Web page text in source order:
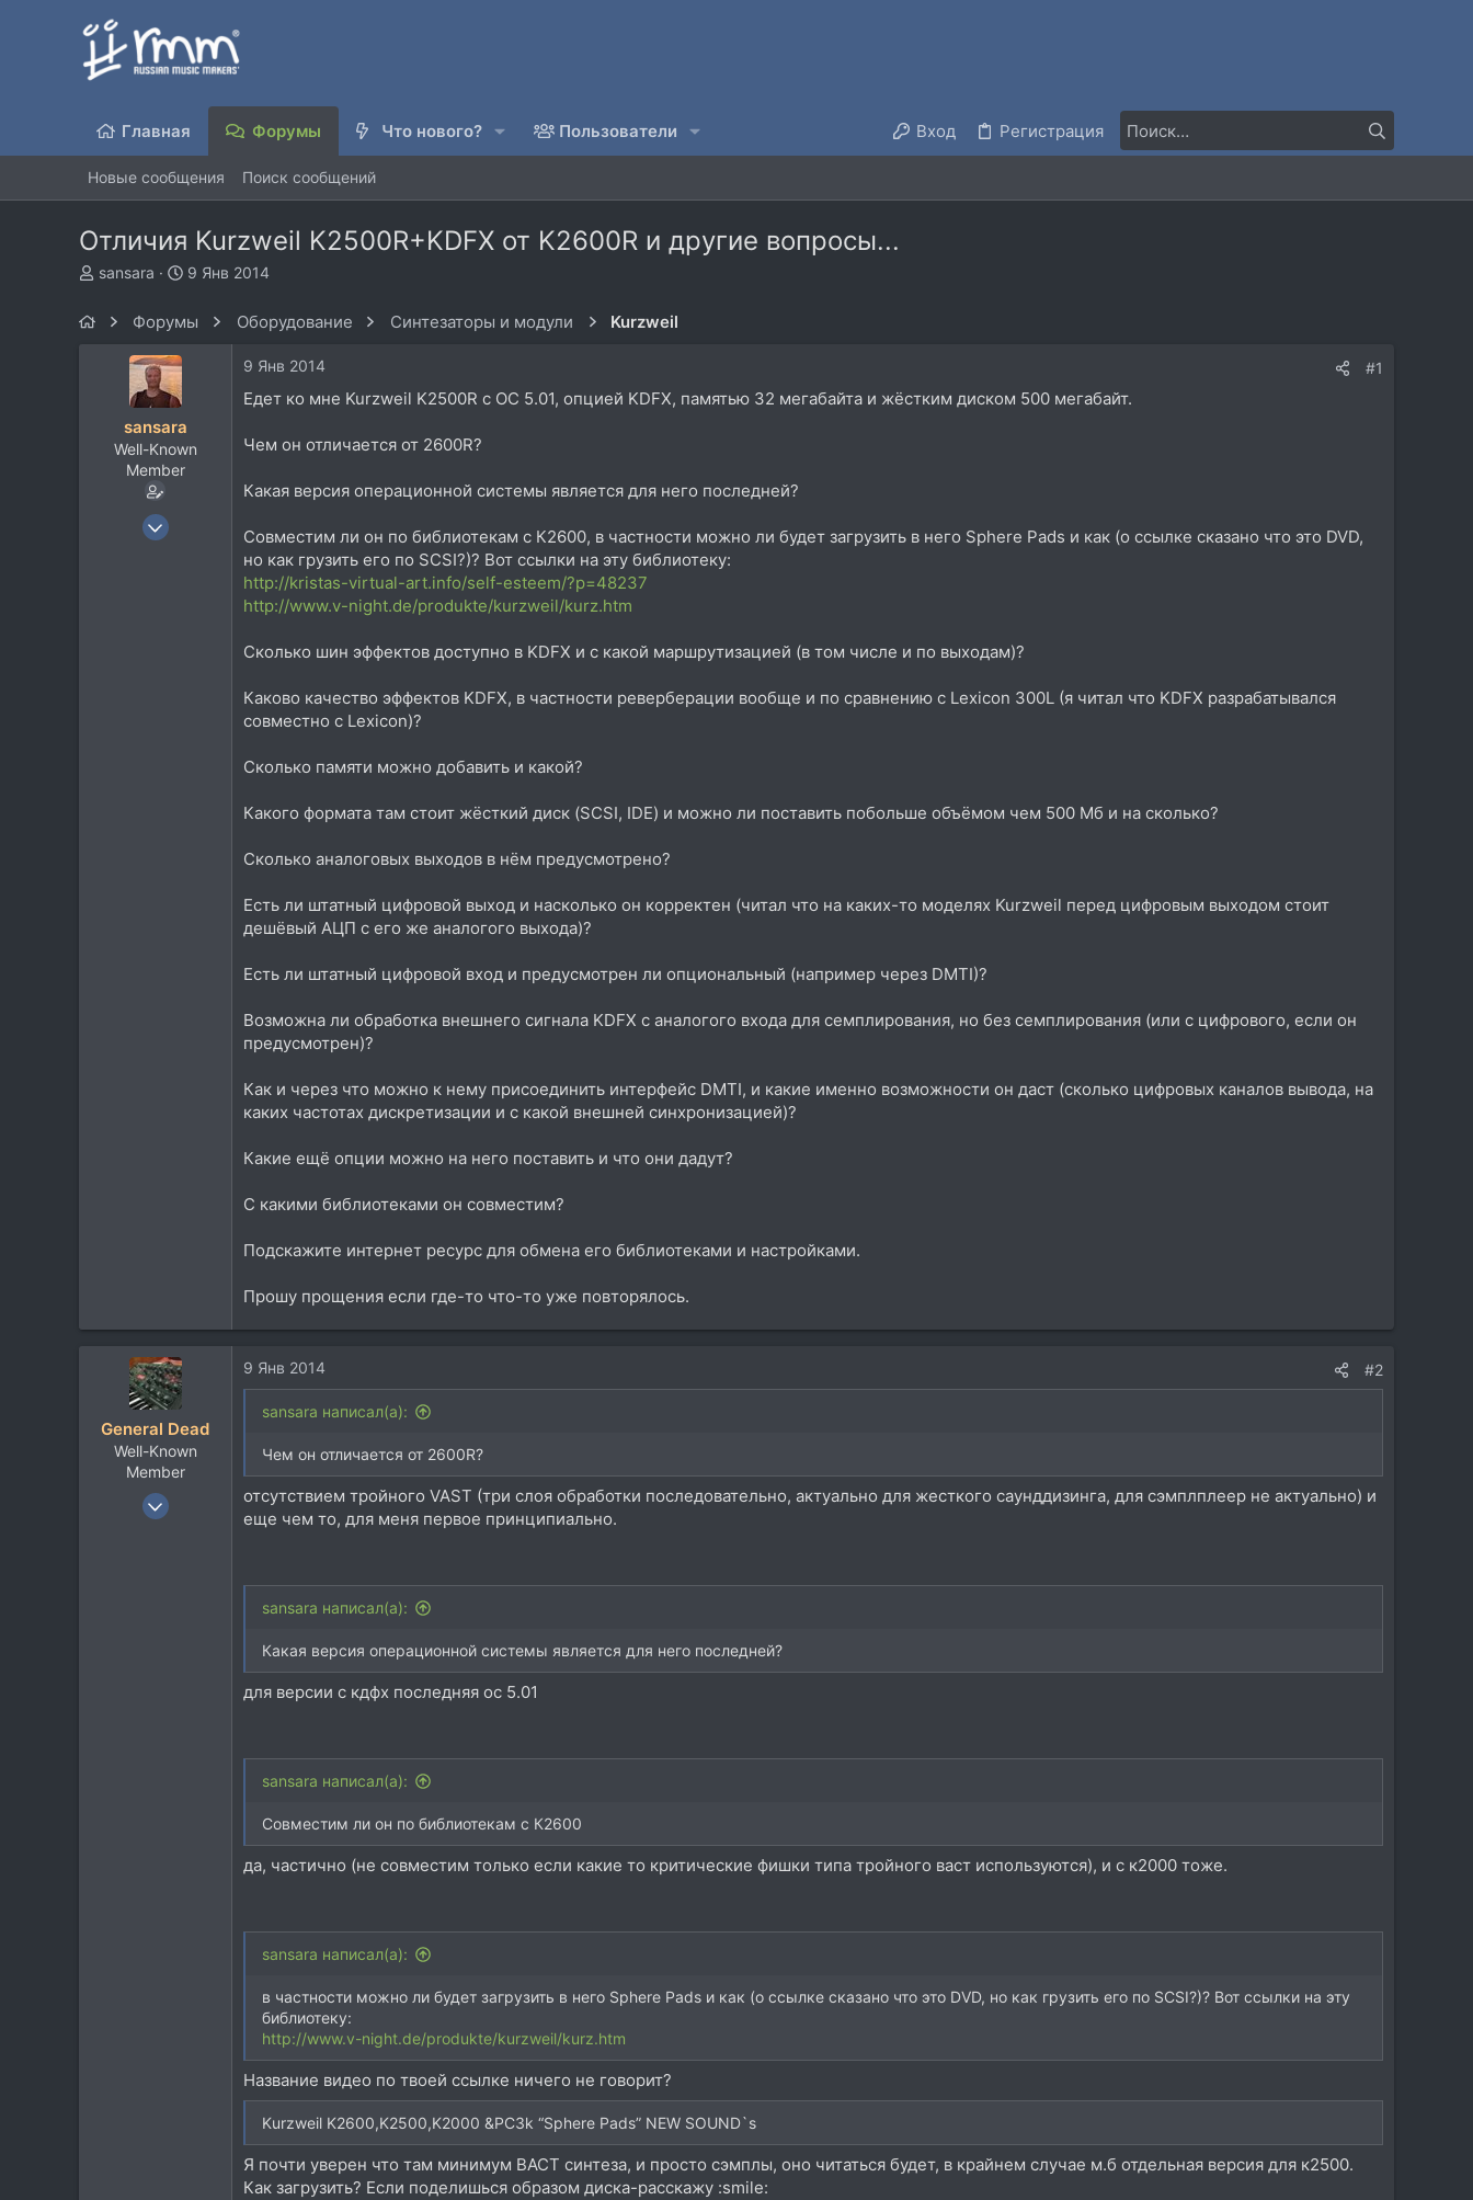
Главная Форумы Что нового? Пользователи Вход Регистрация
Новые сообщения Поиск сообщений
Отличия Kurzweil K2500R+KDFX от K2600R и другие вопросы...
А
sansara
Д
а
а
9 Янв 2014
Форумы Оборудование Синтезаторы и модули Kurzweil
sansara
Well-Known
Member
4 Авг 2006
9 Янв 2014 #1
Едет ко мне Kurzweil K2500R с ОС 5.01, опцией KDFX, памятью 32 мегабайта и жёстким диском 500 мегабайт.
Чем он отличается от 2600R?
Какая версия операционной системы является для него последней?
Совместим ли он по библиотекам с К2600, в частности можно ли будет загрузить в него Sphere Pads и как (о ссылке сказано что это DVD,
но как грузить его по SCSI?)? Вот ссылки на эту библиотеку:
http://kristas-virtual-art.info/self-esteem/?p=48237
http://www.v-night.de/produkte/kurzweil/kurz.htm
Сколько шин эффектов доступно в KDFX и с какой маршрутизацией (в том числе и по выходам)?
Каково качество эффектов KDFX, в частности реверберации вообще и по сравнению с Lexicon 300L (я читал что KDFX разрабатывался
совместно с Lexicon)?
Сколько памяти можно добавить и какой?
Какого формата там стоит жёсткий диск (SCSI, IDE) и можно ли поставить побольше объёмом чем 500 Мб и на сколько?
Сколько аналоговых выходов в нём предусмотрено?
Есть ли штатный цифровой выход и насколько он корректен (читал что на каких-то моделях Kurzweil перед цифровым выходом стоит
дешёвый АЦП с его же аналогого выхода)?
Есть ли штатный цифровой вход и предусмотрен ли опциональный (например через DMTI)?
Возможна ли обработка внешнего сигнала KDFX с аналогого входа для семплирования, но без семплирования (или с цифрового, если он
предусмотрен)?
Как и через что можно к нему присоединить интерфейс DMTI, и какие именно возможности он даст (сколько цифровых каналов вывода, на
каких частотах дискретизации и с какой внешней синхронизацией)?
Какие ещё опции можно на него поставить и что они дадут?
С какими библиотеками он совместим?
Подскажите интернет ресурс для обмена его библиотеками и настройками.
Прошу прощения если где-то что-то уже повторялось.
General Dead
Well-Known
Member
26 Фев 2006
9 Янв 2014 #2
sansara написал(а):
Чем он отличается от 2600R?
отсутствием тройного VAST (три слоя обработки последовательно, актуально для жесткого саунддизинга, для сэмплплеер не актуально) и
еще чем то, для меня первое принципиально.
sansara написал(а):
Какая версия операционной системы является для него последней?
для версии с кдфх последняя ос 5.01
sansara написал(а):
Совместим ли он по библиотекам с К2600
да, частично (не совместим только если какие то критические фишки типа тройного васт используются), и с к2000 тоже.
sansara написал(а):
в частности можно ли будет загрузить в него Sphere Pads и как (о ссылке сказано что это DVD, но как грузить его по SCSI?)? Вот ссылки на эту
библиотеку:
http://www.v-night.de/produkte/kurzweil/kurz.htm
Название видео по твоей ссылке ничего не говорит?
Kurzweil K2600,K2500,K2000 &PC3k “Sphere Pads” NEW SOUND`s
Я почти уверен что там минимум ВАСТ синтеза, и просто сэмплы, оно читаться будет, в крайнем случае м.б отдельная версия для к2500.
Как загрузить? Если поделишься образом диска-расскажу :smile: